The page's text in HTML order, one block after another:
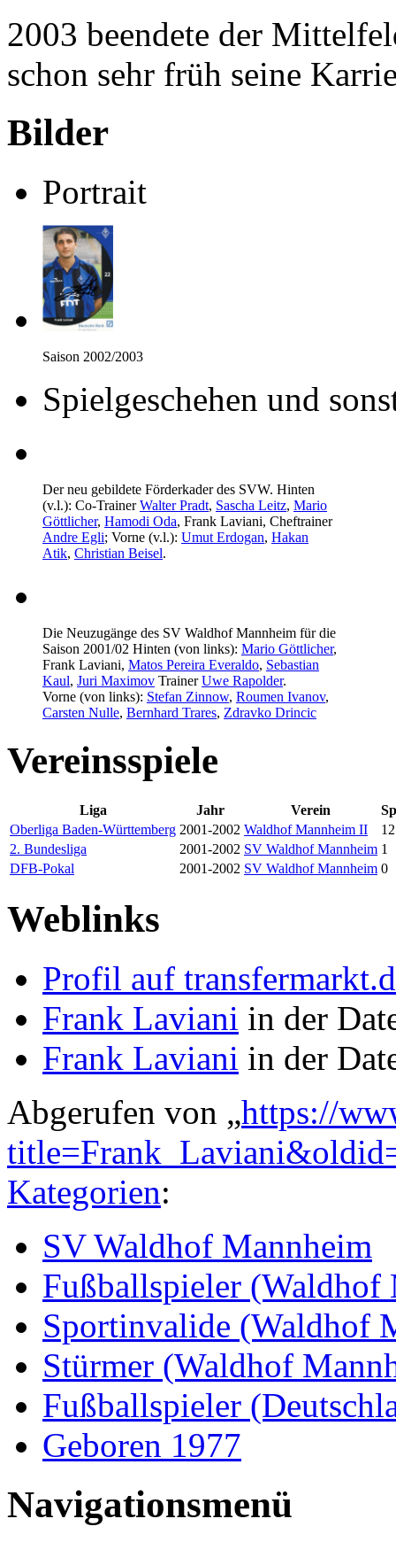
2003 beendete der
schon sehr früh seine
Bilder
Portrait
Saison 2002/2003
Spielgeschehen und
Der neu gebildete Förderkader des SVW. Hinten
(v.l.): Co-TrainerWalter Pradt, Sascha Leitz, Mario
Göttlicher, Hamodi Oda, Frank Laviani, Cheftrainer
Andre Egli; Vorne (v.l.): Umut Erdogan, Hakan
Atik, Christian Beisel.
Die Neuzugänge des SV Waldhof Mannheim für die
Saison 2001/02 Hinten (von links): Mario Göttlicher,
Frank Laviani, Matos Pereira Everaldo, Sebastian
Kaul, Juri Maximov TrainerUwe Rapolder.
Vorne (von links): Stefan Zinnow, Roumen Ivanov,
Carsten Nulle, Bernhard Trares, Zdravko Drincic
Vereinsspiele
Liga Jahr Verein
Oberliga Baden-Württemberg 2001-2002 Waldhof Mannheim II
12
2. Bundesliga
2001-2002 SV Waldhof Mannheim 1
DFB-Pokal
2001-2002 SV Waldhof Mannheim 0
Weblinks
Profil auf
Frank Laviani in der
Frank Laviani in der
Abgerufen von „https://
Kategorien:
SV Waldhof Mannheim
Fußballspieler (Waldhof
Sportinvalide (Waldhof
Stürmer (Waldhof
Fußballspieler
Geboren 1977
Navigationsmenü